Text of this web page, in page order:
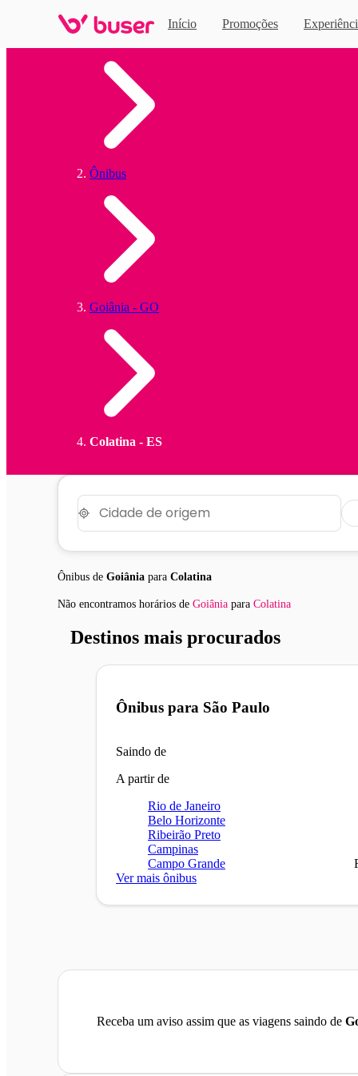
Início Promoções
Ônibus
Goiânia - GO
Colatina - ES
Ônibus de Goiânia para Colatina
Não encontramos horários de Goiânia para Colatina
Destinos mais procurados
Ônibus para São Paulo
Saindo de
A partir de
Rio de Janeiro
Belo Horizonte
Ribeirão Preto
Campinas
Campo Grande
Ver mais ônibus
Receba um aviso assim que as viagens saindo de